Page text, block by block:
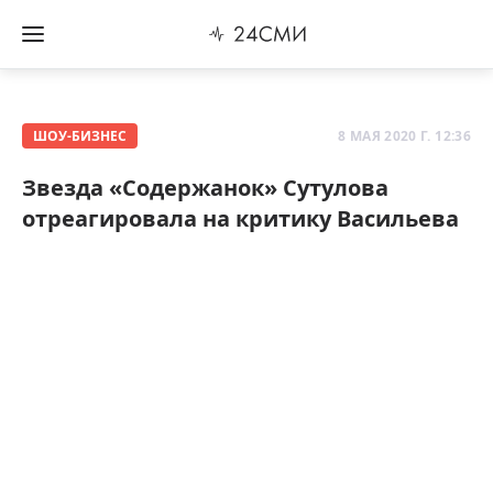
ШОУ-БИЗНЕС 8 МАЯ 2020 Г. 12:36
Звезда «Содержанок» Сутулова
отреагировала на критику Васильева